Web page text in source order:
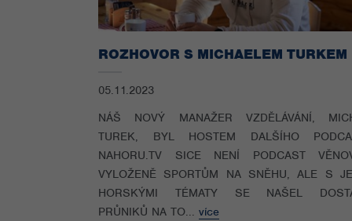
ROZHOVOR S MICHAELEM TURKEM
05.11.2023
NÁŠ NOVÝ MANAŽER VZDĚLÁVÁNÍ,
TUREK, BYL HOSTEM DALŠÍHO
NAHORU.TV SICE NENÍ PODCAST
VYLOŽENĚ SPORTŮM NA SNĚHU, ALE S
HORSKÝMI TÉMATY SE NAŠEL
PRŮNIKŮ NA TO... více